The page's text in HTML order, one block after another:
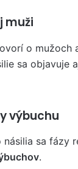
muži
o mužoch
sa objavuje
výbuchu
sa fázy
.